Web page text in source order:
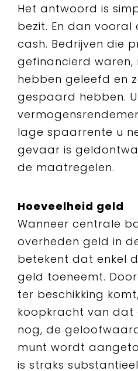
Het antwoord is
bezit. En dan vooral
cash. Bedrijven die
gefinancierd waren,
hebben geleefd en
gespaard hebben.
lage spaarrente u
gevaar is
de maatregelen.
Hoeveelheid geld
Wanneer centrale
overheden geld in
betekent dat enkel
geld toeneemt.
ter beschikking
koopkracht van dat
nog, de
munt wordt
is straks